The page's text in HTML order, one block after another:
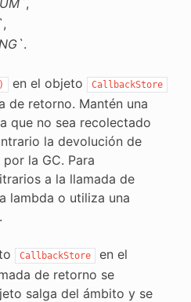
,
.
en el objeto CallbackStore
de retorno. Mantén una
que no sea recolectado
la devolución de
la GC. Para
a la llamada de
lambda o utiliza una
CallbackStore
en el
de retorno se
salga del ámbito y se